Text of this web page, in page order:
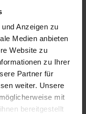
Anzeigen zu
Medien anbieten
Website zu
zu Ihrer
Partner für
weiter. Unsere
mit
bereitgestellt
um die Reise bei
dass Sie am
vorbehalten) in
Abreisetag können
vorbehalten)
Nur-Hotel-
Hotelier einen